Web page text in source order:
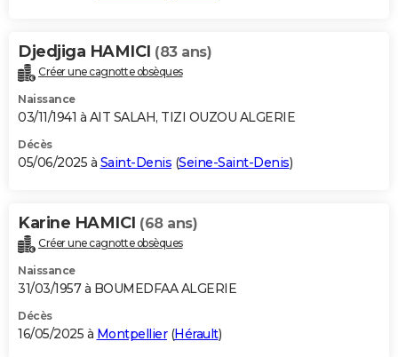
Carte de Noël
Carte Bonne année
Carte Saint-Valentin
Carte Pâques
Carte d'anniversaire
DICTIONNAIRE
Dictionnaire
Biographies
Citations
Expressions
Proverbes
PROGRAMME TV
S'inscrire
Se connecter
Lycées
Collèges
Primaires
Universités
Entreprises
Service militaire
Avis de recherche
AVIS DE DÉCÈS
Bricolage
Lifestyle
Culture
Sport
Auto
Television
Voyage
Cinema
Djedjiga HAMICI (83 ans)
Créer une cagnotte obsèques
Naissance
03/11/1941 à AIT SALAH, TIZI OUZOU ALGERIE
Décès
05/06/2025 à Saint-Denis (Seine-Saint-Denis)
Karine HAMICI (68 ans)
Créer une cagnotte obsèques
Naissance
31/03/1957 à BOUMEDFAA ALGERIE
Décès
16/05/2025 à Montpellier(Hérault)